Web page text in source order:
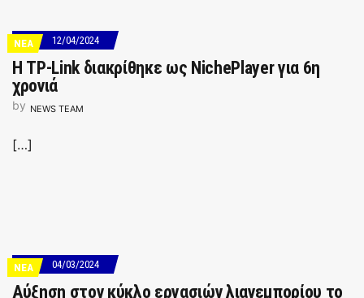
ΝΕΑ 12/04/2024
Η TP-Link διακρίθηκε ως NichePlayer για 6η
χρονιά
by NEWS TEAM
[…]
ΝΕΑ 04/03/2024
Αύξηση στον κύκλο εργασιών λιανεμπορίου το